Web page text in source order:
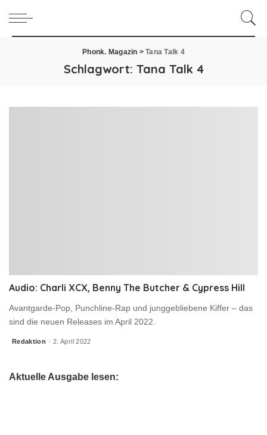
Phonk. Magazin >Tana Talk 4
Schlagwort: Tana Talk 4
Audio: Charli XCX, Benny The Butcher & Cypress Hill
Avantgarde-Pop, Punchline-Rap und junggebliebene Kiffer – das
sind die neuen Releases im April 2022.
Posted
Redaktion 2. April 2022
Aktuelle Ausgabe lesen: